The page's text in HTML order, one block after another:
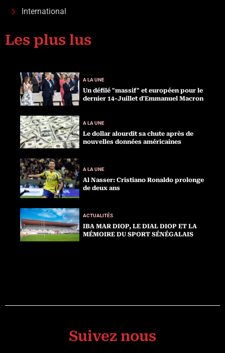
International
Les plus lus
A LA UNE
Un défilé "massif" et européen pour le
dernier 14-Juillet d'Emmanuel Macron
A LA UNE
Le dollar alourdit sa chute après de
nouvelles données américaines
A LA UNE
Al Nasser: Cristiano Ronaldo prolonge
de deux ans
ACTUALITÉS
IBA MAR DIOP, LE DIAL DIOP ET LA
MÉMOIRE DU SPORT SÉNÉGALAIS
Suivez nous